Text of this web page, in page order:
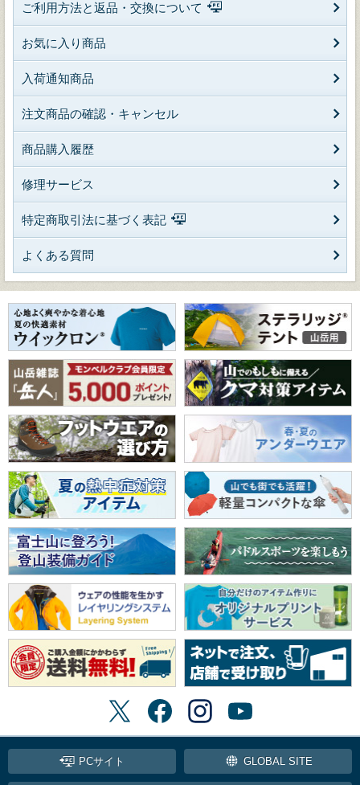
ご利用方法と返品・交換について
お気に入り商品
入荷通知商品
注文商品の確認・キャンセル
商品購入履歴
修理サービス
特定商取引法に基づく表記
よくある質問
PCサイト GLOBAL SITE